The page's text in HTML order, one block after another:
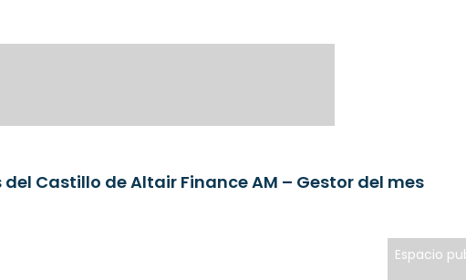
Castillo de Altair Finance AM – Gestor del mes
Espacio